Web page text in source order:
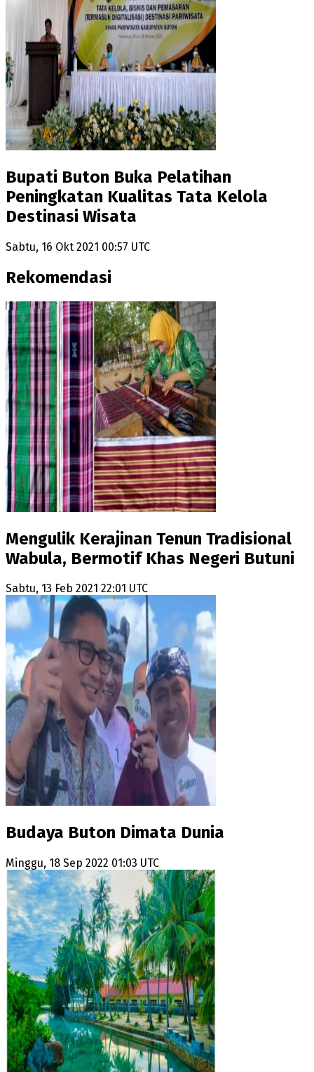
Bupati Buton Buka Pelatihan
Peningkatan Kualitas Tata Kelola
Destinasi Wisata
Sabtu, 16 Okt 2021 00:57 UTC
Rekomendasi
Mengulik Kerajinan Tenun Tradisional
Wabula, Bermotif Khas Negeri Butuni
Sabtu, 13 Feb 2021 22:01 UTC
Budaya Buton Dimata Dunia
Minggu, 18 Sep 2022 01:03 UTC